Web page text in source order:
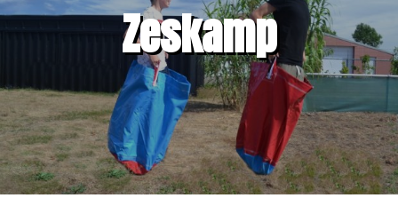
Springkussens
Feestfiguren
Feestartikelen
Zeskamp